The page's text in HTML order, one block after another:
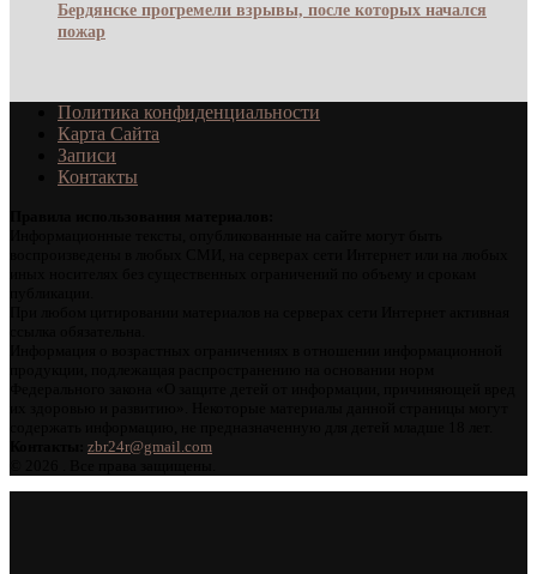
Бердянске прогремели взрывы, после которых начался
пожар
Политика конфиденциальности
Карта Сайта
Записи
Контакты
zbr24r@gmail.com